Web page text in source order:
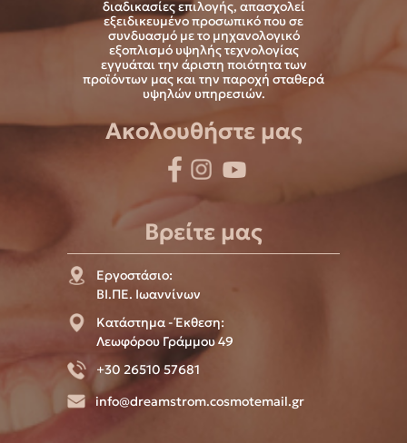
διαδικασίες επιλογής, απασχολεί
εξειδικευμένο προσωπικό που σε
συνδυασμό με το μηχανολογικό
εξοπλισμό υψηλής τεχνολογίας
εγγυάται την άριστη ποιότητα των
προϊόντων μας και την παροχή σταθερά
υψηλών υπηρεσιών.
Ακολουθήστε μας
Βρείτε μας
Εργοστάσιο:
ΒΙ.ΠΕ. Ιωαννίνων
Κατάστημα - Έκθεση:
Λεωφόρου Γράμμου 49
+30 26510 57681
info@dreamstrom.cosmotemail.gr